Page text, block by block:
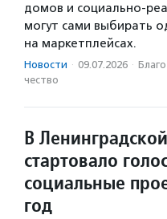
домов и социально-
могут сами выбирать
на маркетплейсах.
Новости · 09.07.2026 ·
чест­во
В
стартовало
социальные
год